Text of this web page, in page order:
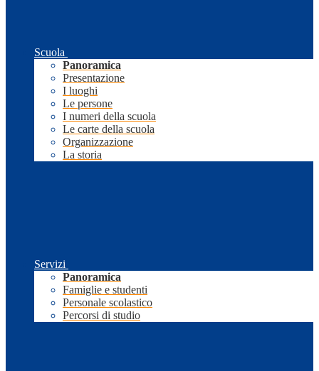
Scuola
Panoramica
Presentazione
I luoghi
Le persone
I numeri della scuola
Le carte della scuola
Organizzazione
La storia
Servizi
Panoramica
Famiglie e studenti
Personale scolastico
Percorsi di studio